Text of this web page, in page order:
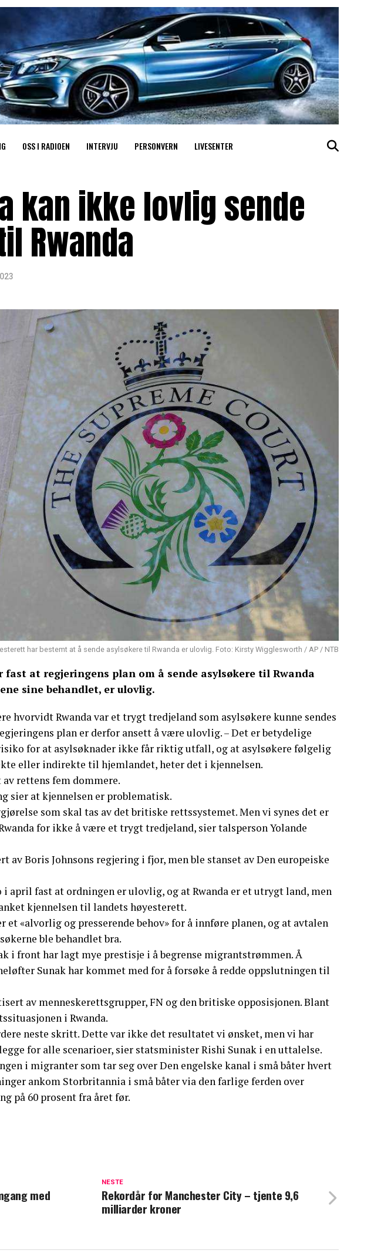
OSS I RADIOEN INTERVJU PERSONVERN LIVESENTER
kan ikke lovlig sende
Rwanda
har bestemt at å sende asylsøkere til Rwanda er ulovlig. Foto: Kirsty Wigglesworth / AP / NTB
at regjeringens plan om å sende asylsøkere til Rwanda
sine behandlet, er ulovlig.
hvorvidt Rwanda var et trygt tredjeland som asylsøkere kunne sendes
plan er derfor ansett å være ulovlig. – Det er betydelige
for at asylsøknader ikke får riktig utfall, og at asylsøkere følgelig
eller indirekte til hjemlandet, heter det i kjennelsen.
rettens fem dommere.
sier at kjennelsen er problematisk.
som skal tas av det britiske rettssystemet. Men vi synes det er
for ikke å være et trygt tredjeland, sier talsperson Yolande
av Boris Johnsons regjering i fjor, men ble stanset av Den europeiske
i april fast at ordningen er ulovlig, og at Rwanda er et utrygt land, men
kjennelsen til landets høyesterett.
«alvorlig og presserende behov» for å innføre planen, og at avtalen
ble behandlet bra.
i front har lagt mye prestisje i å begrense migrantstrømmen. Å
Sunak har kommet med for å forsøke å redde oppslutningen til
av menneskerettsgrupper, FN og den britiske opposisjonen. Blant
i Rwanda.
neste skritt. Dette var ikke det resultatet vi ønsket, men vi har
for alle scenarioer, sier statsminister Rishi Sunak i en uttalelse.
i migranter som tar seg over Den engelske kanal i små båter hvert
ankom Storbritannia i små båter via den farlige ferden over
på 60 prosent fra året før.
NESTE
Rekordår for Manchester City – tjente 9,6
milliarder kroner
med